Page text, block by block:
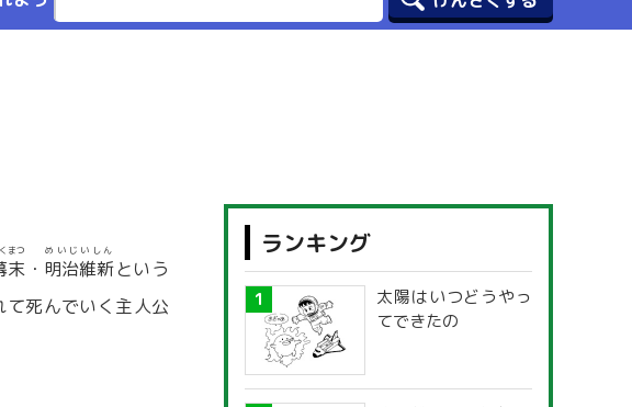
末
まつ
・ 明治維新
めいじいしん
という
死んでいく主人公
ランキング
太陽はいつどうやっ
てできたの